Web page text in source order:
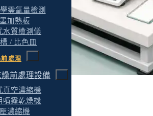
需氧量檢測
加熱板
水質檢測儀
/ 比色皿
處理
前處理設備
真空濃縮機
噴霧乾燥機
濃縮機
平完整指南